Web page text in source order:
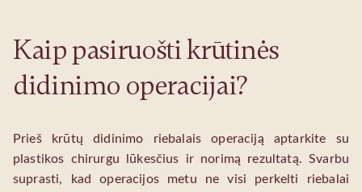
Kaip pasiruošti krūtinės
didinimo operacijai?
Prieš krūtų didinimo riebalais operaciją aptarkite su
plastikos chirurgu lūkesčius ir norimą rezultatą. Svarbu
suprasti, kad operacijos metu ne visi perkelti riebalai